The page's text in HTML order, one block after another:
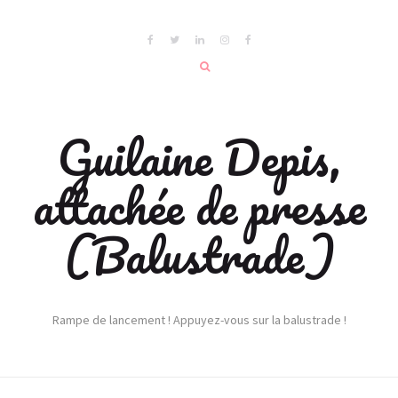
Guilaine Depis,
attachée de presse
(Balustrade)
Rampe de lancement ! Appuyez-vous sur la balustrade !